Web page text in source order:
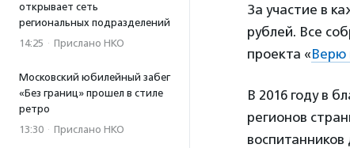
открывает сеть
региональных подразделений
14:25 · Прислано НКО
Московский юбилейный забег
«Без границ» прошел в стиле
ретро
13:30 · Прислано НКО
За участие в
рублей. Все
проекта «Верю
В 2016 году в
регионов